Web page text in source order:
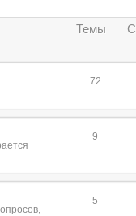
Темы
72
9
5